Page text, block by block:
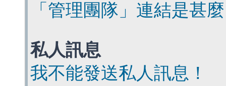
「管理團隊」連結是甚
私人訊息
我不能發送私人訊息！